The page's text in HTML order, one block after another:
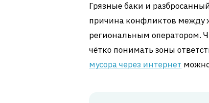
Грязные баки и
причина конфликтов
региональным оператором.
чётко понимать зоны
мусора через интернет